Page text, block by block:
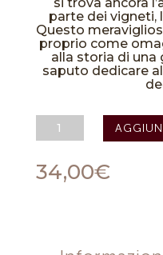
parte dei vigneti,
Questo
proprio come
alla storia di una
saputo dedicare
Syrah
Cortona
"Il
Castagno"
34,00€